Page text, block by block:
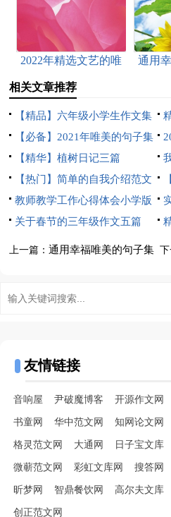
2022年精选文艺的唯
美句子摘录62条
通用
相关文章推荐
【精品】六年级小学生作文集
合七篇
【必备】2021年唯美的句子集
锦58条
【精华】植树日记三篇
15
【热门】简单的自我介绍范文
4篇
教师教学工作心得体会小学版
篇
关于春节的三年级作文五篇
上一篇：通用幸福唯美的句子集 下
友情链接
音响屋 尹破魔博客 开源作文网
书童网 华中范文网 知网论文网
格灵范文网 大通网 日子宝文库
微蕲范文网 彩虹文库网 搜答网
昕梦网 智鼎餐饮网 高尔夫文库
创正范文网